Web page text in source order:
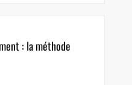
: la méthode